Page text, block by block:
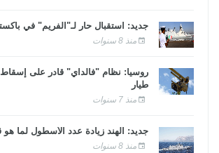
جديد: استقبال حار لـ"الفريم" في
منذ 8 سنوات
روسيا: نظام "فالداي" قادر على
طيار
منذ 7 سنوات
جديد: الهند زيادة عدد الأسطول لما هو
منذ 8 سنوات